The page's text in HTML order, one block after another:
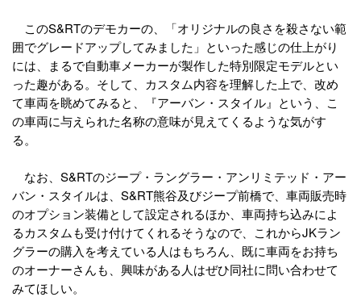
このS&RTのデモカーの、「オリジナルの良さを殺さない範
囲でグレードアップしてみました」といった感じの仕上がり
には、まるで自動車メーカーが製作した特別限定モデルとい
った趣がある。そして、カスタム内容を理解した上で、改め
て車両を眺めてみると、『アーバン・スタイル』という、こ
の車両に与えられた名称の意味が見えてくるような気がす
る。
なお、S&RTのジープ・ラングラー・アンリミテッド・アー
バン・スタイルは、S&RT熊谷及びジープ前橋で、車両販売時
のオプション装備として設定されるほか、車両持ち込みによ
るカスタムも受け付けてくれるそうなので、これからJKラン
グラーの購入を考えている人はもちろん、既に車両をお持ち
のオーナーさんも、興味がある人はぜひ同社に問い合わせて
みてほしい。